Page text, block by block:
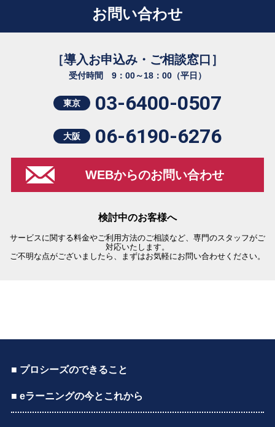
お問い合わせ
［導入お申込み・ご相談窓口］
受付時間 9：00～18：00（平日）
東京 03-6400-0507
大阪 06-6190-6276
WEBからのお問い合わせ
検討中のお客様へ
サービスに関する料金やご利用方法のご相談など、専門のスタッフがご
対応いたします。
ご不明な点がございましたら、まずはお気軽にお問い合わせください。
■ プロシーズのできること
■ eラーニングの今とこれから